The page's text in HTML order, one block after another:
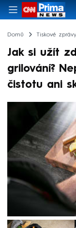
Domů Tiskové zprávy
Jak si užít
grilování?
čistotu ani